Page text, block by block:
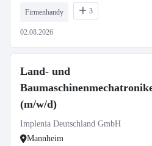
Firmenhandy 3
02.08.2026
Land- und
(m/w/d)
Implenia Deutschland GmbH
Mannheim